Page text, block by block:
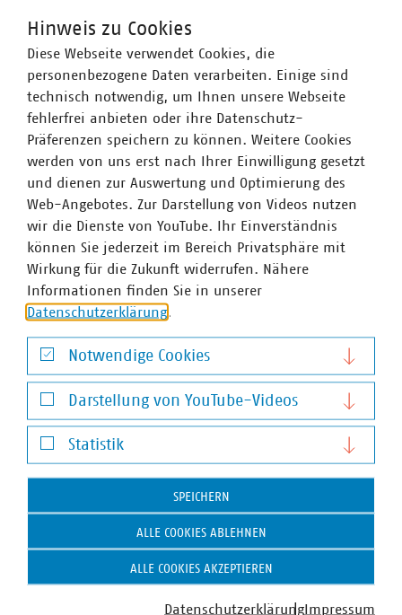
Lina Glomb
Referentin
+49 30 58580 156
glomb(at)vku(dot)de
Hinweis zu Cookies
Diese Webseite verwendet Cookies, die
personenbezogene Daten verarbeiten. Einige sind
technisch notwendig, um Ihnen unsere Webseite
fehlerfrei anbieten oder ihre Datenschutz-
Präferenzen speichern zu können. Weitere Cookies
werden von uns erst nach Ihrer Einwilligung gesetzt
und dienen zur Auswertung und Optimierung des
Web-Angebotes. Zur Darstellung von Videos nutzen
wir die Dienste von YouTube. Ihr Einverständnis
können Sie jederzeit im Bereich Privatsphäre mit
Wirkung für die Zukunft widerrufen. Nähere
Informationen finden Sie in unserer
Datenschutzerklärung.
Notwendige Cookies
Notwendige Cookies
Darstellung von YouTube-Videos
Darstellung von YouTube-Videos
Statistik
Statistik
SPEICHERN
ALLE COOKIES ABLEHNEN
ALLE COOKIES AKZEPTIEREN
DatenschutzerklärungImpressum